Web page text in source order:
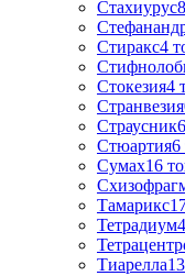
Стахиурус8
Стиракс4
Стокезия4
Странвезия
Страусник6
Стюартия6
Сумах16
Тамарикс
Тетрадиум4
Тиарелла13